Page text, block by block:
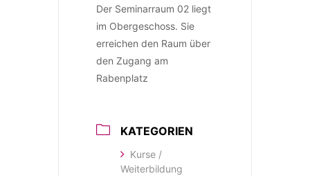
Der Seminarraum 02 liegt
im Obergeschoss. Sie
erreichen den Raum über
den Zugang am
Rabenplatz
KATEGORIEN
Kurse /
Weiterbildung